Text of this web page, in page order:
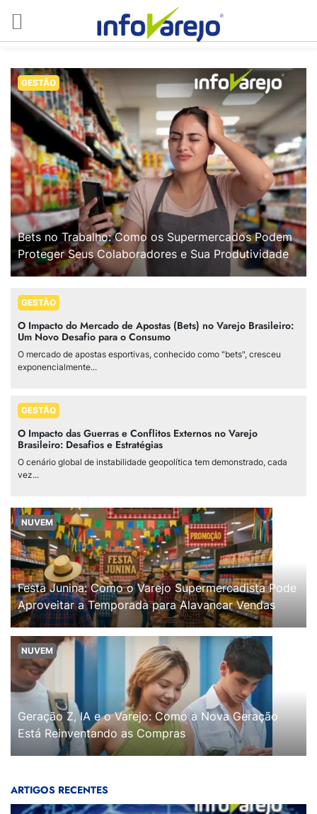
GESTÃO
Bets no Trabalho: Como os Supermercados Podem
Proteger Seus Colaboradores e Sua Produtividade
GESTÃO
O Impacto do Mercado de Apostas (Bets) no Varejo Brasileiro:
Um Novo Desafio para o Consumo
O mercado de apostas esportivas, conhecido como "bets", cresceu
exponencialmente...
GESTÃO
O Impacto das Guerras e Conflitos Externos no Varejo
Brasileiro: Desafios e Estratégias
O cenário global de instabilidade geopolítica tem demonstrado, cada
vez...
NUVEM
Festa Junina: Como o Varejo Supermercadista Pode
Aproveitar a Temporada para Alavancar Vendas
NUVEM
Geração Z, IA e o Varejo: Como a Nova Geração
Está Reinventando as Compras
ARTIGOS RECENTES